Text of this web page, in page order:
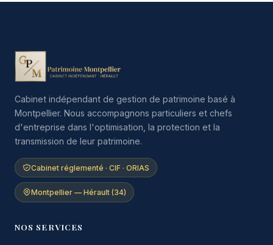
Cabinet indépendant de gestion de patrimoine basé à
Montpellier. Nous accompagnons particuliers et chefs
d'entreprise dans l'optimisation, la protection et la
transmission de leur patrimoine.
Cabinet réglementé · CIF · ORIAS
Montpellier — Hérault (34)
NOS SERVICES